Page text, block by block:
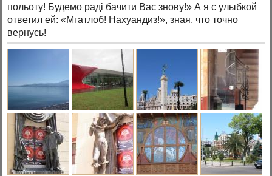
польоту! Будемо раді бачити Вас знову!» А я с улыбкой
ответил ей: «Мгатлоб! Нахуандиз!», зная, что точно
вернусь!